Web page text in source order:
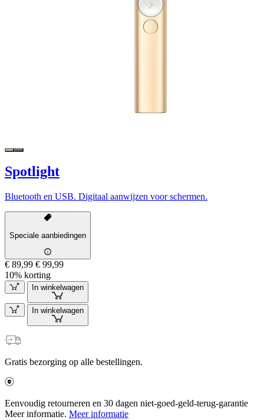
Spotlight
Bluetooth en USB. Digitaal aanwijzen voor schermen.
Speciale aanbiedingen
€ 89,99 € 99,99
10% korting
In winkelwagen
In winkelwagen
Gratis bezorging op alle bestellingen.
Eenvoudig retourneren en 30 dagen niet-goed-geld-terug-garantie
Meer informatie. Meer informatie